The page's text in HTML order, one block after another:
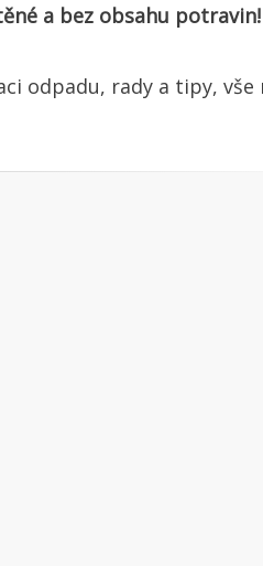
a bez obsahu potravin!
odpadu, rady a tipy, vše